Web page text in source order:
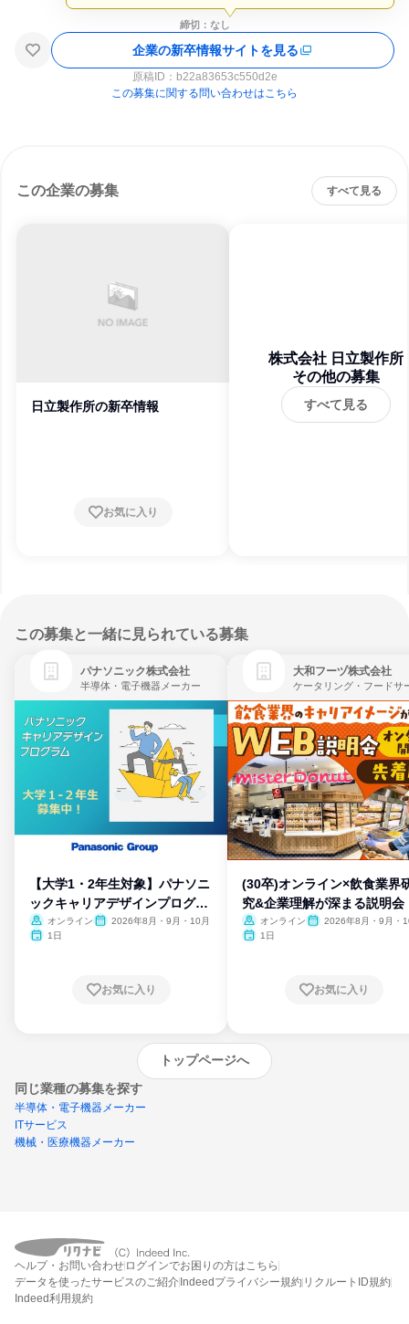
締切：なし
企業の新卒情報サイトを見る
原稿ID： b22a83653c550d2e
この募集に関する問い合わせはこちら
この企業の募集 すべて見る
日立製作所の新卒情報
お気に入り
株式会社 日立製作所
その他の募集
すべて見る
この募集と一緒に見られている募集
パナソニック株式会社
半導体・電子機器メーカー
【大学1・2年生対象】パナソニ
ックキャリアデザインプログラ
ム
オンライン
2026年8月・9月・10月
1日
お気に入り
大和フーヅ株式会社
(30卒)オンライン×飲食業界
究&企業理解が深まる説明会
オンライン
2026年8月・9月・
1日
お気に入り
トップページへ
同じ業種の募集を探す
半導体・電子機器メーカー
ITサービス
機械・医療機器メーカー
外部の新卒情報サイトへ遷移します
ヘルプ・お問い合わせ ログインでお困りの方はこちら
データを使ったサービスのご紹介 Indeedプライバシー規約 リクルートID規約
Indeed利用規約